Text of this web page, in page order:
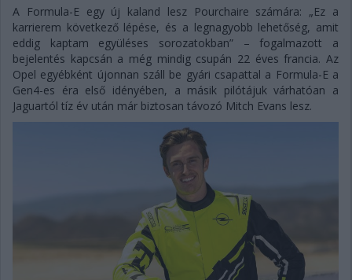
A Formula-E egy új kaland lesz Pourchaire számára: „Ez a
karrierem következő lépése, és a legnagyobb lehetőség, amit
eddig kaptam együléses sorozatokban” – fogalmazott a
bejelentés kapcsán a még mindig csupán 22 éves francia. Az
Opel egyébként újonnan száll be gyári csapattal a Formula-E a
Gen4-es éra első idényében, a másik pilótájuk várhatóan a
Jaguartól tíz év után már biztosan távozó Mitch Evans lesz.